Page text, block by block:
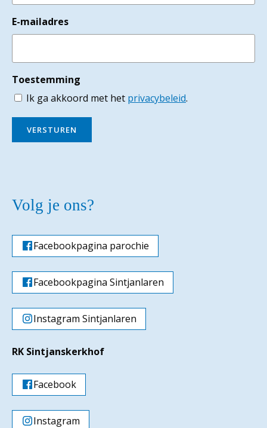
E-mailadres
Toestemming
Ik ga akkoord met het privacybeleid.
VERSTUREN
Volg je ons?
Facebookpagina parochie
Facebookpagina Sintjanlaren
Instagram Sintjanlaren
RK Sintjanskerkhof
Facebook
Instagram